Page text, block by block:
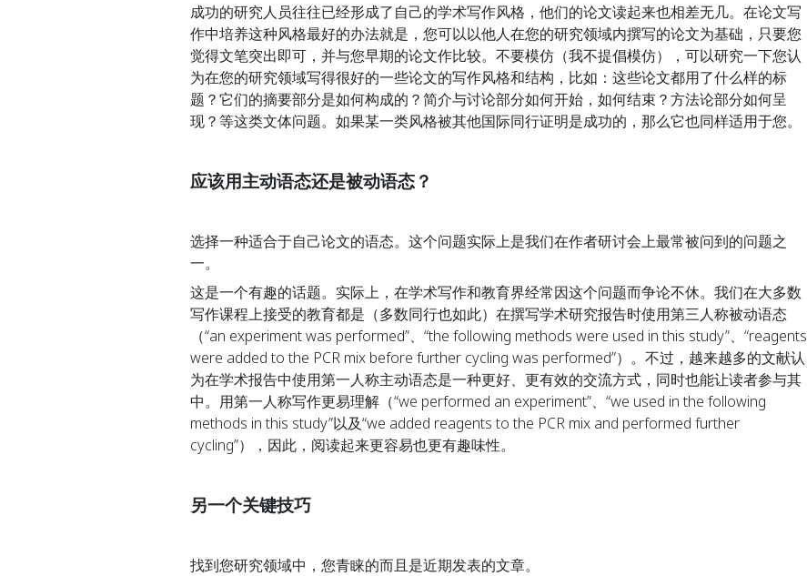
成功的研究人员往往已经形成了自己的学术写作风格，他们的论文读起来也相差无几。在论文写
作中培养这种风格最好的办法就是，您可以以他人在您的研究领域内撰写的论文为基础，只要您
觉得文笔突出即可，并与您早期的论文作比较。不要模仿（我不提倡模仿），可以研究一下您认
为在您的研究领域写得很好的一些论文的写作风格和结构，比如：这些论文都用了什么样的标
题？它们的摘要部分是如何构成的？简介与讨论部分如何开始，如何结束？方法论部分如何呈
现？等这类文体问题。如果某一类风格被其他国际同行证明是成功的，那么它也同样适用于您。
应该用主动语态还是被动语态？
选择一种适合于自己论文的语态。这个问题实际上是我们在作者研讨会上最常被问到的问题之
一。
这是一个有趣的话题。实际上，在学术写作和教育界经常因这个问题而争论不休。我们在大多数
写作课程上接受的教育都是（多数同行也如此）在撰写学术研究报告时使用第三人称被动语态
（“an experiment was performed”、“the following methods were used in this study”、“reagents
were added to the PCR mix before further cycling was performed”）。不过，越来越多的文献认
为在学术报告中使用第一人称主动语态是一种更好、更有效的交流方式，同时也能让读者参与其
中。用第一人称写作更易理解（“we performed an experiment”、“we used in the following
methods in this study”以及“we added reagents to the PCR mix and performed further
cycling”），因此，阅读起来更容易也更有趣味性。
另一个关键技巧
找到您研究领域中，您青睐的而且是近期发表的文章。